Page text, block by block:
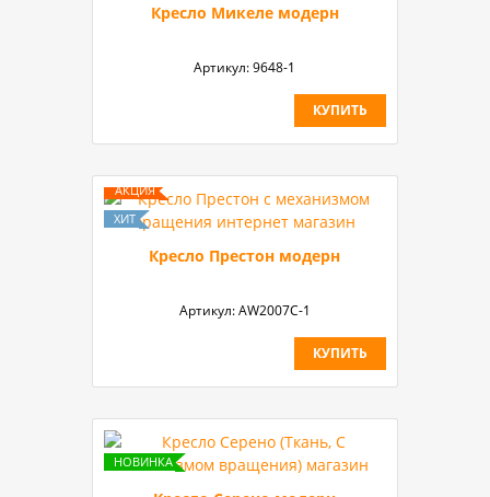
Кресло Микеле модерн
Артикул:9648-1
КУПИТЬ
Кресло Престон модерн
Артикул:AW2007C-1
КУПИТЬ